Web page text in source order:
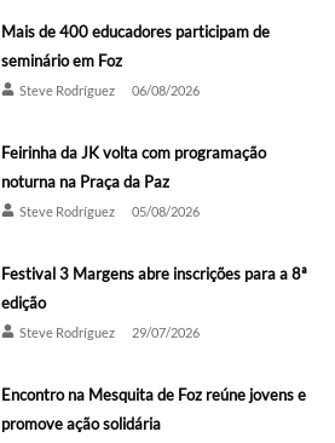
Mais de 400 educadores participam de
seminário em Foz
Steve Rodríguez 06/08/2026
Feirinha da JK volta com programação
noturna na Praça da Paz
Steve Rodríguez 05/08/2026
Festival 3 Margens abre inscrições para a 8ª
edição
Steve Rodríguez 29/07/2026
Encontro na Mesquita de Foz reúne jovens e
promove ação solidária